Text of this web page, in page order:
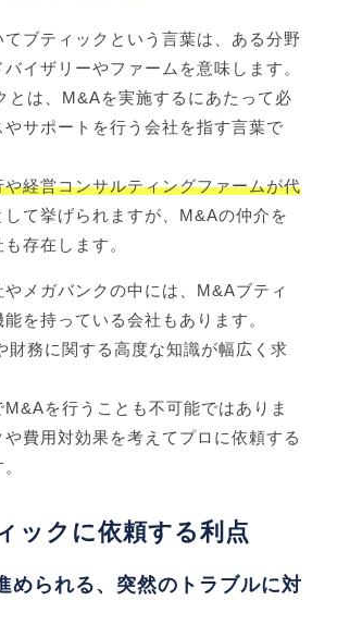
てブティックという言葉は、ある分野
イザリーやファームを意味します。
とは、M&Aを実施するにあたって必
サポートを行う会社を指す言葉で
や経営コンサルティングファームが代
して挙げられますが、M&Aの仲介を
存在します。
やメガバンクの中には、M&Aブティ
を持っている会社もあります。
財務に関する高度な知識が幅広く求
を行うことも不可能ではありま
費用対効果を考えてプロに依頼する
ックに依頼する利点
められる、突然のトラブルに対